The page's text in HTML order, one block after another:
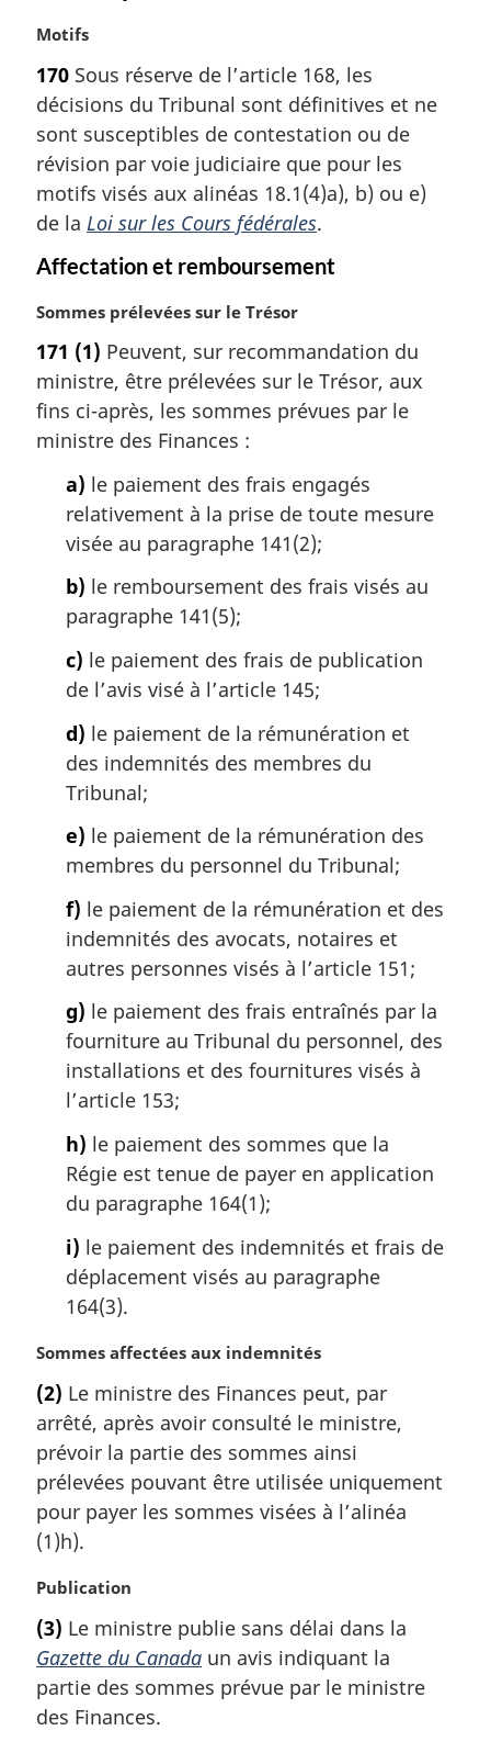
N
t
e
m
r
g
i
a
e
:
Motifs
170 Sous réserve de l’article 168, les
décisions du Tribunal sont définitives et ne
sont susceptibles de contestation ou de
révision par voie judiciaire que pour les
motifs visés aux alinéas 18.1(4)a), b) ou e)
de la Loi sur les Cours fédérales.
Affectation et remboursement
N
t
e
m
a
Sommes prélevées sur le Trésor
171 (1) Peuvent, sur recommandation du
ministre, être prélevées sur le Trésor, aux
fins ci-après, les sommes prévues par le
ministre des Finances :
a) le paiement des frais engagés
relativement à la prise de toute mesure
visée au paragraphe 141(2);
b) le remboursement des frais visés au
paragraphe 141(5);
c) le paiement des frais de publication
de l’avis visé à l’article 145;
d) le paiement de la rémunération et
des indemnités des membres du
Tribunal;
e) le paiement de la rémunération des
membres du personnel du Tribunal;
f) le paiement de la rémunération et des
indemnités des avocats, notaires et
autres personnes visés à l’article 151;
g) le paiement des frais entraînés par la
fourniture au Tribunal du personnel, des
installations et des fournitures visés à
l’article 153;
h) le paiement des sommes que la
Régie est tenue de payer en application
du paragraphe 164(1);
i) le paiement des indemnités et frais de
déplacement visés au paragraphe
164(3).
N
t
e
m
a
r
g
i
a
l
e
:
Sommes affectées aux indemnités
(2) Le ministre des Finances peut, par
arrêté, après avoir consulté le ministre,
prévoir la partie des sommes ainsi
prélevées pouvant être utilisée uniquement
pour payer les sommes visées à l’alinéa
(1)h).
N
t
e
m
a
Publication
(3) Le ministre publie sans délai dans la
Gazette du Canada un avis indiquant la
partie des sommes prévue par le ministre
des Finances.